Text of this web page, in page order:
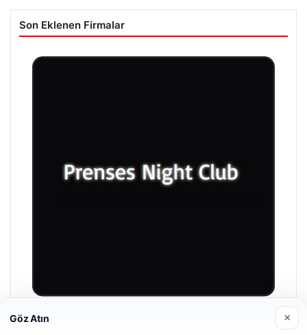
Son Eklenen Firmalar
Prenses Night Club
Göz Atın ×